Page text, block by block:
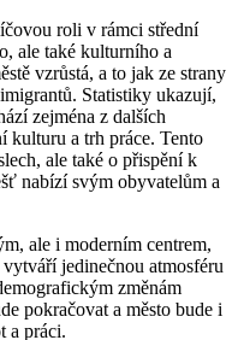
roli v rámci střední
ale také kulturního a
vzrůstá, a to jak ze strany
Statistiky ukazují,
zejména z dalších
kulturu a trh práce. Tento
ale také o přispění k
nabízí svým obyvatelům a
ale i moderním centrem,
jedinečnou atmosféru
změnám
pokračovat a město bude i
a práci.